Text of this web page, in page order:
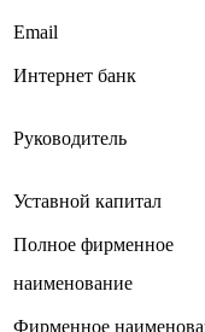
Email
Интернет банк
Руководитель
Уставной капитал
Полное фирменное
наименование
Фирменное